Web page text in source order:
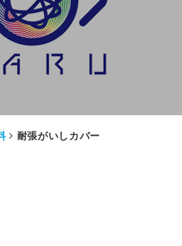
耐張がいしカバー